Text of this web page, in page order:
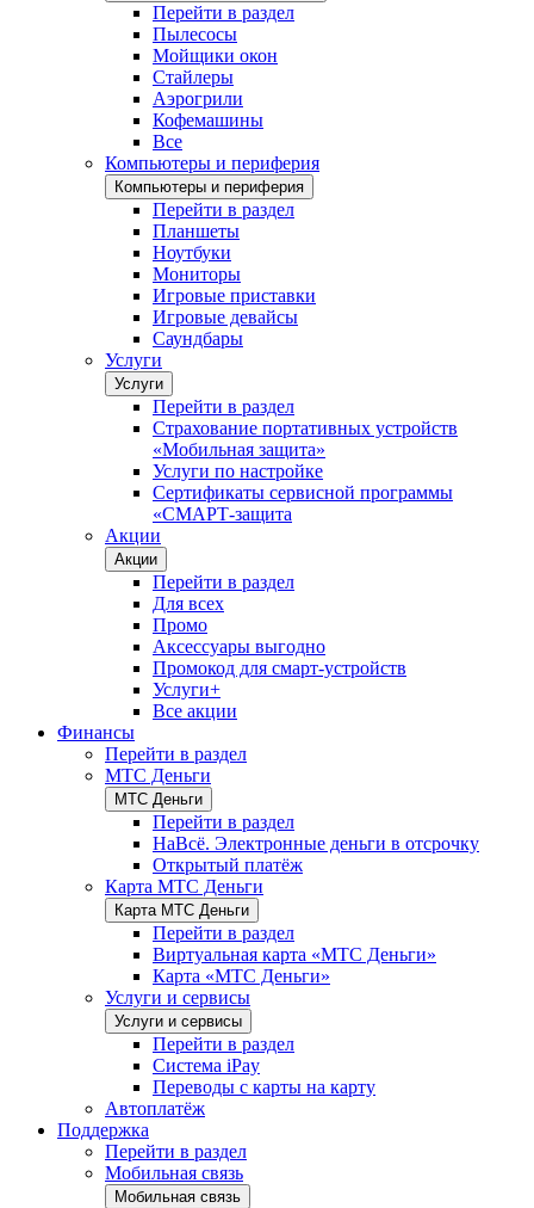
Перейти в раздел
Пылесосы
Мойщики окон
Стайлеры
Аэрогрили
Кофемашины
Все
Компьютеры и периферия
Компьютеры и периферия
Перейти в раздел
Планшеты
Ноутбуки
Мониторы
Игровые приставки
Игровые девайсы
Саундбары
Услуги
Услуги
Перейти в раздел
Страхование портативных устройств
«Мобильная защита»
Услуги по настройке
Сертификаты сервисной программы
«СМАРТ-защита
Акции
Акции
Перейти в раздел
Для всех
Промо
Аксессуары выгодно
Промокод для смарт-устройств
Услуги+
Все акции
Финансы
Перейти в раздел
МТС Деньги
МТС Деньги
Перейти в раздел
НаВсё. Электронные деньги в отсрочку
Открытый платёж
Карта МТС Деньги
Карта МТС Деньги
Перейти в раздел
Виртуальная карта «МТС Деньги»
Карта «МТС Деньги»
Услуги и сервисы
Услуги и сервисы
Перейти в раздел
Система iPay
Переводы с карты на карту
Автоплатёж
Поддержка
Перейти в раздел
Мобильная связь
Мобильная связь